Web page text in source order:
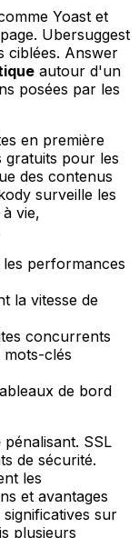
Yoast et
Ubersuggest
ciblées. Answer
autour d'un
posées par les
en première
gratuits pour les
des contenus
surveille les
vie,
performances
la vitesse de
concurrents
mots-clés
de bord
pénalisant. SSL
de sécurité.
les
et avantages
sur
plusieurs